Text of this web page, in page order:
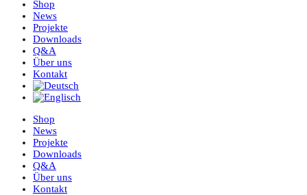
Shop
News
Projekte
Downloads
Q&A
Über uns
Kontakt
Shop
News
Projekte
Downloads
Q&A
Über uns
Kontakt